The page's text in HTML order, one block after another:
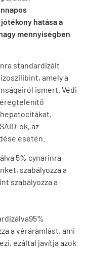
hatása a
mennyiségben
standardizált
amely a
ismert. Védi
ok, az
esetén.
5% cynarinra
szabályozza a
szabályozza a
a véráramlást, ami
ezáltal javítja azok